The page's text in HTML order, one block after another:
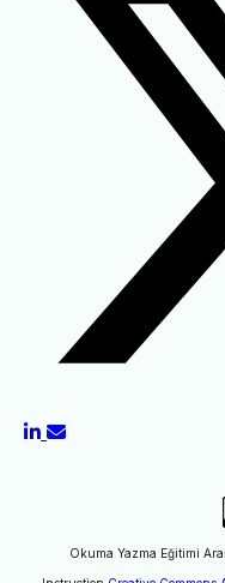
Okuma Yazma Eğitimi